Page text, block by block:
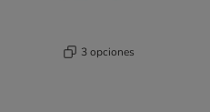
3 opciones